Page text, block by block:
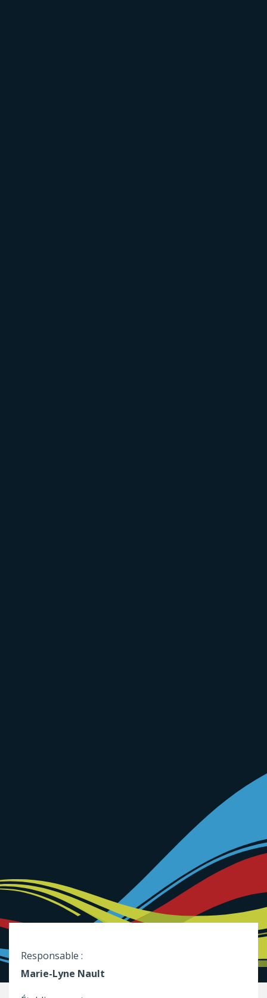
Responsable :
Marie-Lyne Nault